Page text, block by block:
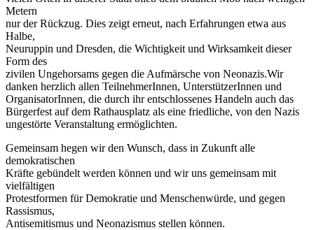
Metern
nur der Rückzug. Dies zeigt erneut, nach Erfahrungen etwa aus
Halbe,
Neuruppin und Dresden, die Wichtigkeit und Wirksamkeit dieser
Form des
zivilen Ungehorsams gegen die Aufmärsche von Neonazis.Wir
danken herzlich allen TeilnehmerInnen, UnterstützerInnen und
OrganisatorInnen, die durch ihr entschlossenes Handeln auch das
Bürgerfest auf dem Rathausplatz als eine friedliche, von den Nazis
ungestörte Veranstaltung ermöglichten.
Gemeinsam hegen wir den Wunsch, dass in Zukunft alle
demokratischen
Kräfte gebündelt werden können und wir uns gemeinsam mit
vielfältigen
Protestformen für Demokratie und Menschenwürde, und gegen
Rassismus,
Antisemitismus und Neonazismus stellen können.